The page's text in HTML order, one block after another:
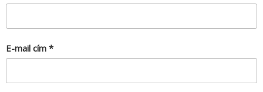
E-mail cím *